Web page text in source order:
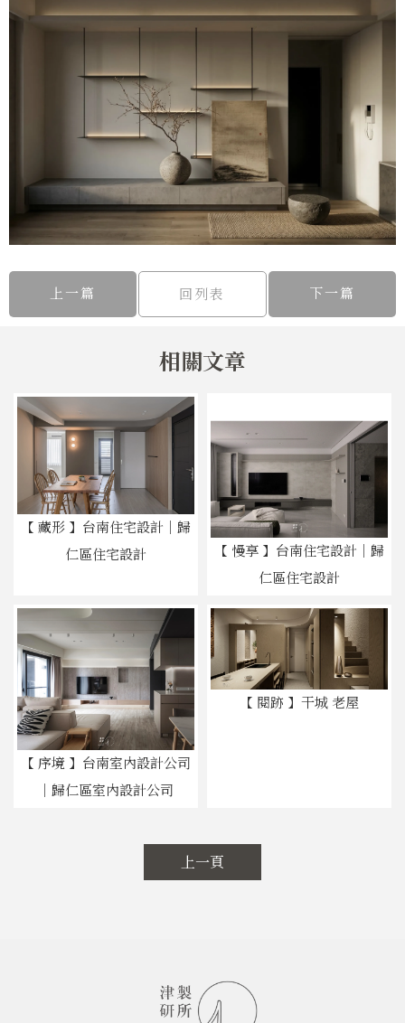
上一篇 回列表 下一篇
【 藏形 】台南住宅設計｜歸
仁區住宅設計
【 慢享 】台南住宅設計｜歸
仁區住宅設計
【 序境 】台南室內設計公司
｜歸仁區室內設計公司
【 閱跡 】干城 老屋
上一頁